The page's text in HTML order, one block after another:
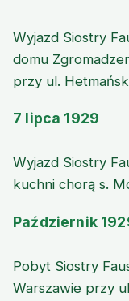
Wyjazd Siostry
domu
przy ul.
7 lipca 1929
Wyjazd Siostry
kuchni chorą s.
Październik
Pobyt Siostry
Warszawie przy